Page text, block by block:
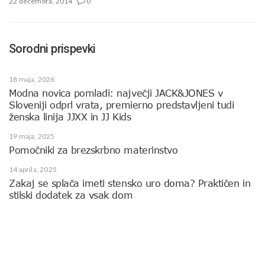
Sorodni prispevki
18 maja, 2026
Modna novica pomladi: največji JACK&JONES v
Sloveniji odprl vrata, premierno predstavljeni tudi
ženska linija JJXX in JJ Kids
19 maja, 2025
Pomočniki za brezskrbno materinstvo
14 aprila, 2025
Zakaj se splača imeti stensko uro doma? Praktičen in
stilski dodatek za vsak dom